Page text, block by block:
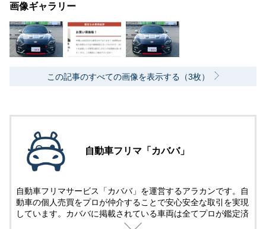
画像ギャラリー
この記事のすべての画像を表示する（3枚）
自動車フリマ「カババ」
自動車フリマサービス「カババ」を運営するアラカンです。自
動車の個人売買をプロが仲介することで安心安全な取引を実現
しています。カババに掲載されている車両は全てプロが鑑定済